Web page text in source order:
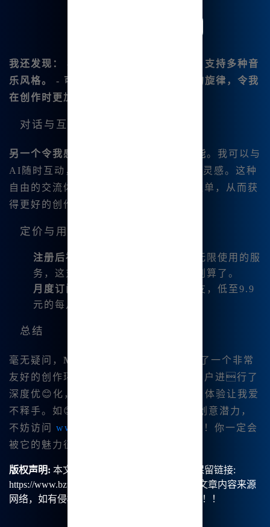
我还发现： - 能自动生成个人音乐清单，支持多种音
乐风格。 - 可以指定歌词，生成我想要的旋律，令我
在创作时更加得心应手。
对话与互动
另一个令我感到惊喜的地方是 AI对话功能。我可以与
AI随时互动，询问绘画😊技巧或者获取灵感。这种
自由的交流体验让我在创作过程中不再孤单，从而获
得更好的创作思路。
定价与用户福利
注册后福利
：注册用户可享受免费无限使用的服
务，这对我这种爱好者来说真是太划算了。
月度订阅
：对于想要深入使用的朋友，低至9.9
元的每月订阅费用也非常实惠。
总结
毫无疑问， Midjourney中文版
为我提供了一个非常
友好的创作环境。不仅针对于我们国内用户进行了
深度优😊化，其丰富的功能和良好的用户体验让我爱
不释手。如😊.👍果你也渴望挖掘自己的创意潜力，
不妨访问 www.bzu.cn
，注册体验一下吧！你一定会
被它的魅力征服。
版权声明: 本文由【B族智能】原创，转载请保留链接:
https://www.bzu.cn/news/show/9197.html，部分文章内容来源
网络，如有侵权请联系我们删除处理。谢谢！！！